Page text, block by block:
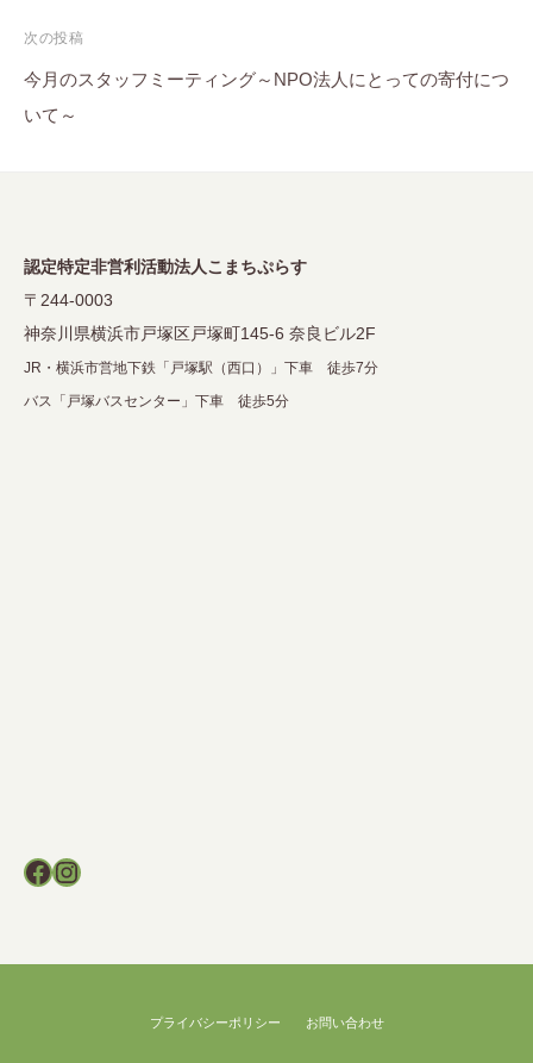
ビ
ゲ
ン
次の投稿
今月のスタッフミーティング～NPO法人にとっての寄付につ
いて～
認定特定非営利活動法人こまちぷらす
〒244-0003
神奈川県横浜市戸塚区戸塚町145-6 奈良ビル2F
JR・横浜市営地下鉄「戸塚駅（西口）」下車 徒歩7分
バス「戸塚バスセンター」下車 徒歩5分
Facebook
Instagram
プライバシーポリシー お問い合わせ